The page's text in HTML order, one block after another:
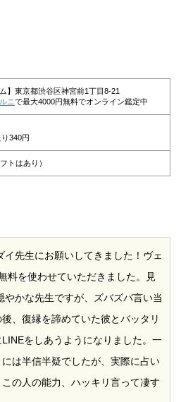
】東京都渋谷区神宮前1丁目8-21
ニで最大4000円無料でオンライン鑑定中
340円
トはあり）
イ先生にお願いしてきました！ヴェ
料を使わせていただきました。見
やかな先生ですが、ズバズバ言い当
、復縁を諦めていた彼とバッタリ
をしあうようになりました。一
は半信半疑でしたが、実際に占い
の人の能力、ハッキリ言って凄す